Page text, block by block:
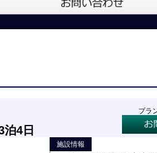
泊4日
プラ
施設情報